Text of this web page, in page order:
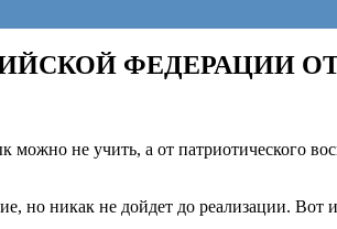
ФЕДЕРАЦИИ ОТ
не учить, а от патриотического
но никак не дойдет до реализации.